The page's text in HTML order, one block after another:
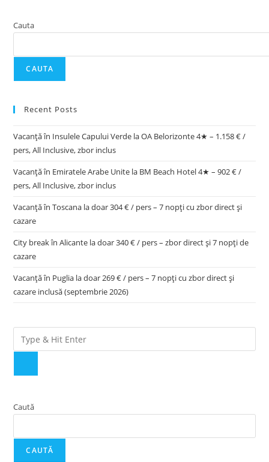
Cauta
CAUTA
Recent Posts
Vacanță în Insulele Capului Verde la OA Belorizonte 4★ – 1.158 € /
pers, All Inclusive, zbor inclus
Vacanță în Emiratele Arabe Unite la BM Beach Hotel 4★ – 902 € /
pers, All Inclusive, zbor inclus
Vacanță în Toscana la doar 304 € / pers – 7 nopți cu zbor direct și
cazare
City break în Alicante la doar 340 € / pers – zbor direct și 7 nopți de
cazare
Vacanță în Puglia la doar 269 € / pers – 7 nopți cu zbor direct și
cazare inclusă (septembrie 2026)
Caută
CAUTĂ